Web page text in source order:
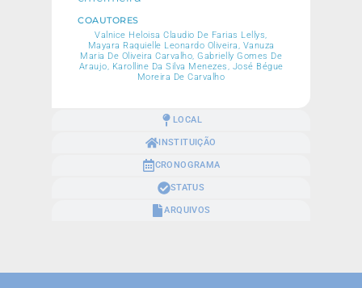
LOCAL
INSTITUIÇÃO
CRONOGRAMA
STATUS
ARQUIVOS
COAUTORES
Valnice Heloisa Claudio De Farias Lellys,
Mayara Raquielle Leonardo Oliveira, Vanuza
Maria De Oliveira Carvalho, Gabrielly Gomes De
Araujo, Karolline Da Silva Menezes, José Bégue
Moreira De Carvalho